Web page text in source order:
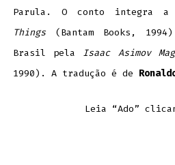
Parula. O conto integra a
Things(Bantam Books,
Brasil pela Isaac Asimov
1990). A tradução é de
Leia “Ado”